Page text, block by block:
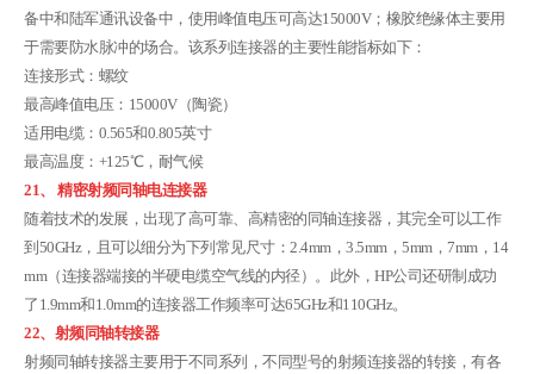
备中和陆军通讯设备中，使用峰值电压可高达15000V；橡胶绝缘体主要用
于需要防水脉冲的场合。该系列连接器的主要性能指标如下：
连接形式：螺纹
最高峰值电压：15000V（陶瓷）
适用电缆：0.565和0.805英寸
最高温度：+125℃，耐气候
21、 精密射频同轴电连接器
随着技术的发展，出现了高可靠、高精密的同轴连接器，其完全可以工作
到50GHz，且可以细分为下列常见尺寸：2.4mm，3.5mm，5mm，7mm，14
mm（连接器端接的半硬电缆空气线的内径）。此外，HP公司还研制成功
了1.9mm和1.0mm的连接器工作频率可达65GHz和110GHz。
22、射频同轴转接器
射频同轴转接器主要用于不同系列，不同型号的射频连接器的转接，有各